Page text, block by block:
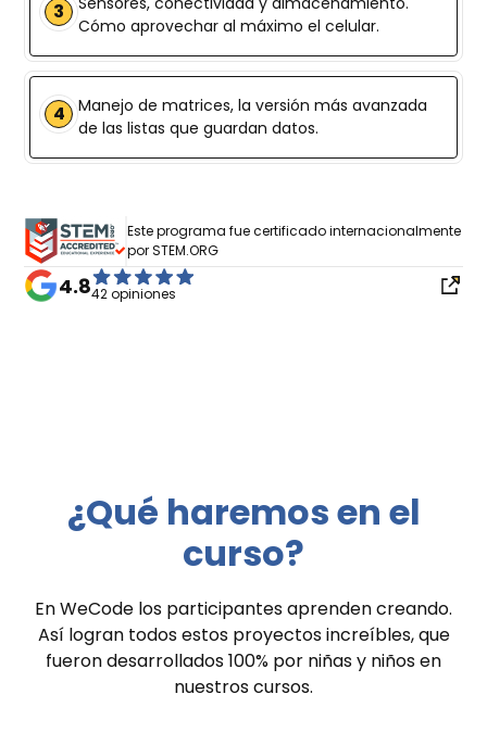
3
Cómo aprovechar al máximo el celular.
4
Manejo de matrices, la versión más avanzada
de las listas que guardan datos.
Este programa fue certificado internacionalmente
por STEM.ORG
4.842 opiniones
¿Qué haremos en el
curso?
En WeCode los participantes aprenden creando.
Así logran todos estos proyectos increíbles, que
fueron desarrollados 100% por niñas y niños en
nuestros cursos.